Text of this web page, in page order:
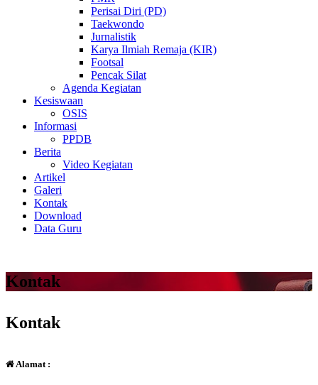
Perisai Diri (PD)
Taekwondo
Jurnalistik
Karya Ilmiah Remaja (KIR)
Footsal
Pencak Silat
Agenda Kegiatan
Kesiswaan
OSIS
Informasi
PPDB
Berita
Video Kegiatan
Artikel
Galeri
Kontak
Download
Data Guru
Kontak
Kontak
Alamat :